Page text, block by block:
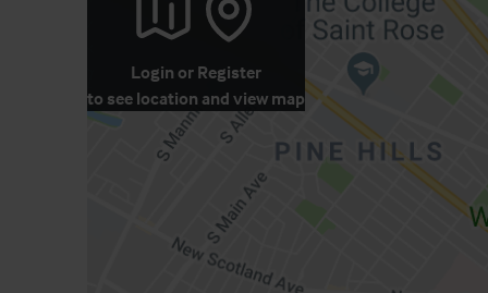
Login or Register
to see location and view map